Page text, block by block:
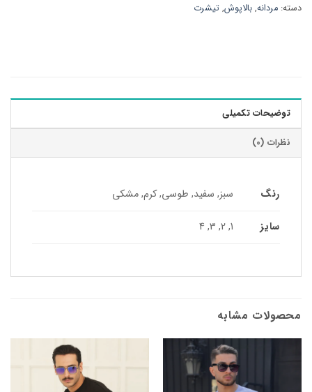
دسته: مردانه, بالاپوش, تیشرت
توضیحات تکمیلی
نظرات (0)
رنگ سبز, سفید, طوسی, کرم, مشکی
سایز 1, 2, 3, 4
محصولات مشابه